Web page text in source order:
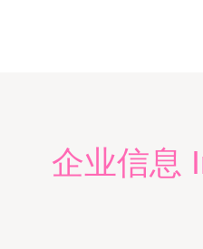
企业信息